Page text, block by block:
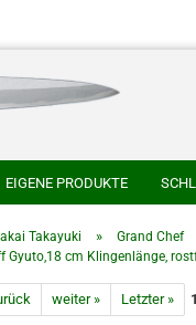
EIGENE PRODUKTE
HONYAKI HOCHO
JAPANISCHE
Takayuki » Grand Chef
Gyuto,18 cm Klingenlänge,
weiter » Letzter »